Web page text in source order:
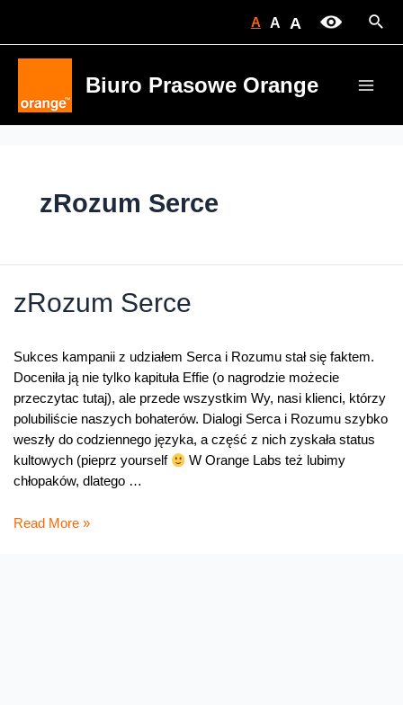
A A A
Biuro Prasowe Orange
zRozum Serce
zRozum Serce
Sukces kampanii z udziałem Serca i Rozumu stał się faktem.
Doceniła ją nie tylko kapituła Effie (o nagrodzie możecie
przeczytac tutaj), ale przede wszystkim Wy, nasi klienci, którzy
polubiliście naszych bohaterów. Dialogi Serca i Rozumu szybko
weszły do codziennego języka, a część z nich zyskała status
kultowych (pieprz yourself
W Orange Labs też lubimy
chłopaków, dlatego …
zRozum
Read More »